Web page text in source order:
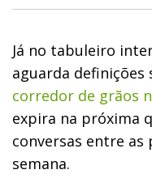
Já no tabuleiro
aguarda
corredor de grãos
expira na próxima
conversas entre as
semana.